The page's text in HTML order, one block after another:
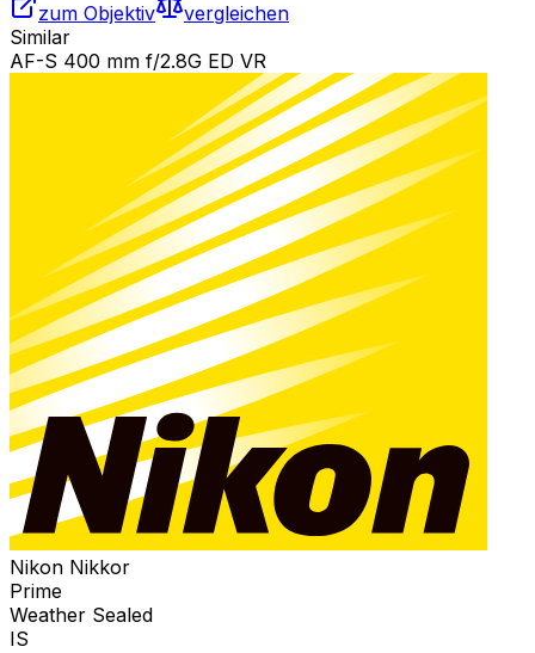
zum Objektiv
vergleichen
Similar
AF-S 400 mm f/2.8G ED VR
Nikon Nikkor
Prime
Weather Sealed
IS